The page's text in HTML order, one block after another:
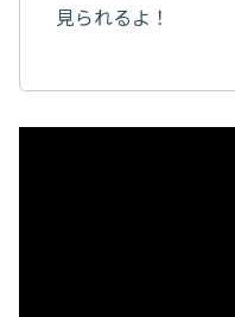
見られるよ！